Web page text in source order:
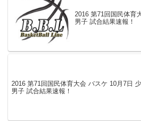
2016 第71回国民体育
男子 試合結果速報！
2016 第71回国民体育大会 バスケ 10月7日
男子 試合結果速報！